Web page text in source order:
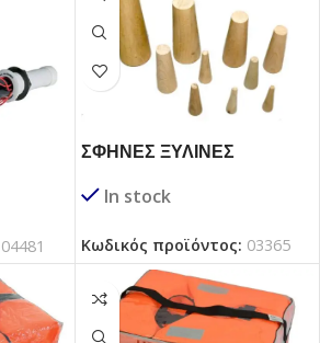
04481
ΣΦΗΝΕΣ ΞΥΛΙΝΕΣ
In stock
Κωδικός προϊόντος: 03365